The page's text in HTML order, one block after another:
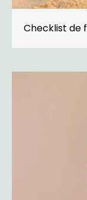
Checklist de